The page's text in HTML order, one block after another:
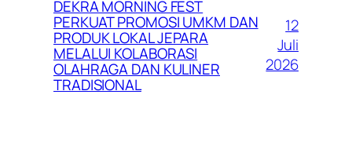
DEKRA MORNING FEST
PERKUAT PROMOSI UMKM DAN
PRODUK LOKAL JEPARA
MELALUI KOLABORASI
OLAHRAGA DAN KULINER
TRADISIONAL
12
Juli
2026